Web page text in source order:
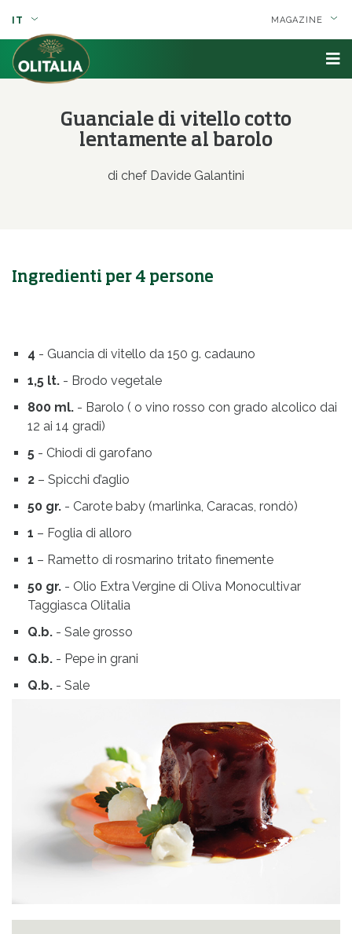
MAGAZINE
IT
Guanciale di vitello cotto
lentamente al barolo
di chef Davide Galantini
Ingredienti per 4 persone
4 - Guancia di vitello da 150 g. cadauno
1,5 lt. - Brodo vegetale
800 ml. - Barolo ( o vino rosso con grado alcolico dai
12 ai 14 gradi)
5 - Chiodi di garofano
2 – Spicchi d’aglio
50 gr. - Carote baby (marlinka, Caracas, rondò)
1 – Foglia di alloro
1 – Rametto di rosmarino tritato finemente
50 gr. - Olio Extra Vergine di Oliva Monocultivar
Taggiasca Olitalia
Q.b. - Sale grosso
Q.b. - Pepe in grani
Q.b. - Sale